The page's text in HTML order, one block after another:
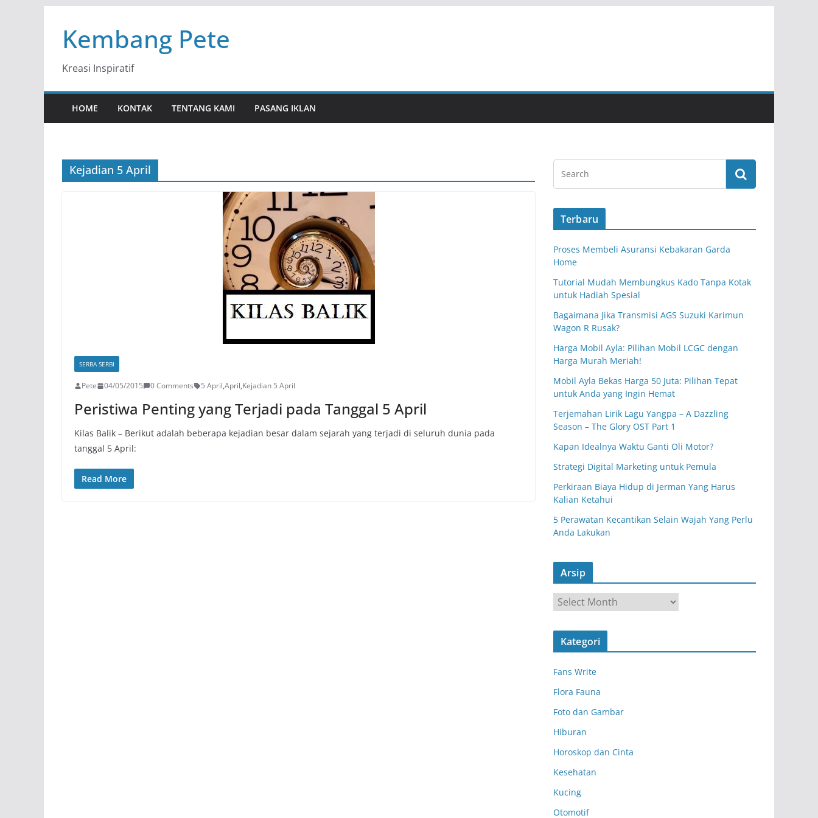
contentKembang Pete
Kreasi Inspiratif
HOME KONTAK TENTANG KAMI PASANG IKLAN
Kejadian 5 April
SERBA SERBI
Pete 04/05/2015 0 Comments 5 April,April,Kejadian 5 April
Peristiwa Penting yang Terjadi pada Tanggal 5 April
Kilas Balik – Berikut adalah beberapa kejadian besar dalam sejarah yang terjadi di seluruh dunia pada
tanggal 5 April:
Read More
Terbaru
Proses Membeli Asuransi Kebakaran Garda
Home
Tutorial Mudah Membungkus Kado Tanpa Kotak
untuk Hadiah Spesial
Bagaimana Jika Transmisi AGS Suzuki Karimun
Wagon R Rusak?
Harga Mobil Ayla: Pilihan Mobil LCGC dengan
Harga Murah Meriah!
Mobil Ayla Bekas Harga 50 Juta: Pilihan Tepat
untuk Anda yang Ingin Hemat
Terjemahan Lirik Lagu Yangpa – A Dazzling
Season – The Glory OST Part 1
Kapan Idealnya Waktu Ganti Oli Motor?
Strategi Digital Marketing untuk Pemula
Perkiraan Biaya Hidup di Jerman Yang Harus
Kalian Ketahui
5 Perawatan Kecantikan Selain Wajah Yang Perlu
Anda Lakukan
Arsip
r
s
Kategori
Fans Write
Flora Fauna
Foto dan Gambar
Hiburan
Horoskop dan Cinta
Kesehatan
Kucing
Otomotif